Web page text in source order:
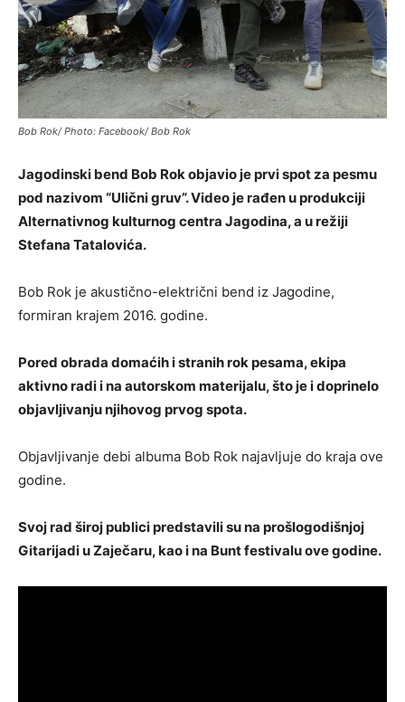
Bob Rok/ Photo: Facebook/ Bob Rok
Jagodinski bend Bob Rok objavio je prvi spot za pesmu
pod nazivom “Ulični gruv”. Video je rađen u produkciji
Alternativnog kulturnog centra Jagodina, a u režiji
Stefana Tatalovića.
Bob Rok je akustično-električni bend iz Jagodine,
formiran krajem 2016. godine.
Pored obrada domaćih i stranih rok pesama, ekipa
aktivno radi i na autorskom materijalu, što je i doprinelo
objavljivanju njihovog prvog spota.
Objavljivanje debi albuma Bob Rok najavljuje do kraja ove
godine.
Svoj rad široj publici predstavili su na prošlogodišnjoj
Gitarijadi u Zaječaru, kao i na Bunt festivalu ove godine.